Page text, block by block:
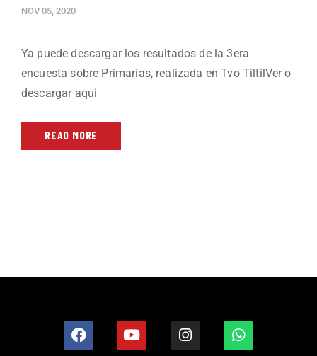
NOV 05, 2020
Ya puede descargar los resultados de la 3era
encuesta sobre Primarias, realizada en Tvo TiltilVer o
descargar aqui
READ MORE